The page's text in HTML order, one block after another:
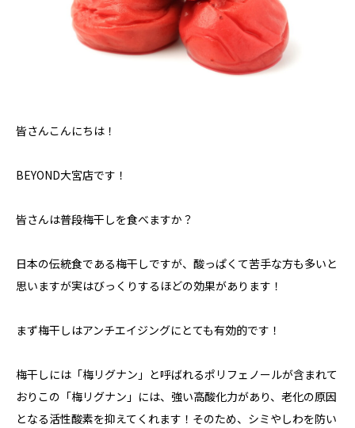
皆さんこんにちは！
BEYOND大宮店です！
皆さんは普段梅干しを食べますか？
日本の伝統食である梅干しですが、酸っぱくて苦手な方も多いと
思いますが実はびっくりするほどの効果があります！
まず梅干しはアンチエイジングにとても有効的です！
梅干しには「梅リグナン」と呼ばれるポリフェノールが含まれて
おりこの「梅リグナン」には、強い高酸化力があり、老化の原因
となる活性酸素を抑えてくれます！そのため、シミやしわを防い